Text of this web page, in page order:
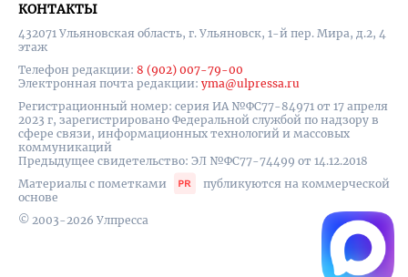
КОНТАКТЫ
432071 Ульяновская область, г. Ульяновск, 1-й пер. Мира, д.2, 4
этаж
Телефон редакции: 8 (902) 007-79-00
Электронная почта редакции: yma@ulpressa.ru
Регистрационный номер: серия ИА №ФС77-84971 от 17 апреля
2023 г, зарегистрировано Федеральной службой по надзору в
сфере связи, информационных технологий и массовых
коммуникаций
Предыдущее свидетельство: ЭЛ №ФС77-74499 от 14.12.2018
Материалы с пометками
публикуются на коммерческой
основе
© 2003-2026 Улпресса